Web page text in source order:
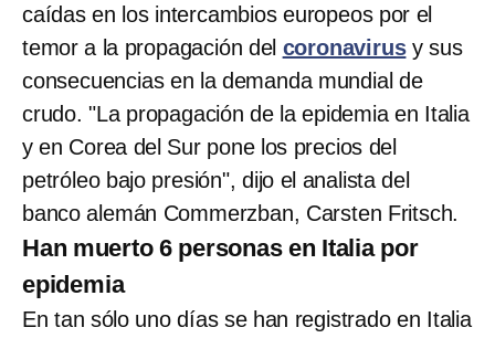
caídas en los intercambios europeos por el
temor a la propagación del coronavirus y sus
consecuencias en la demanda mundial de
crudo. "La propagación de la epidemia en Italia
y en Corea del Sur pone los precios del
petróleo bajo presión", dijo el analista del
banco alemán Commerzban, Carsten Fritsch.
Han muerto 6 personas en Italia por
epidemia
En tan sólo uno días se han registrado en Italia